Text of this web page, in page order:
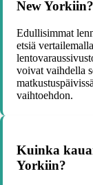
New Yorkiin?
Edullisimmat
etsiä
voivat vaihdella
vaihtoehdon.
Kuinka
Yorkiin?